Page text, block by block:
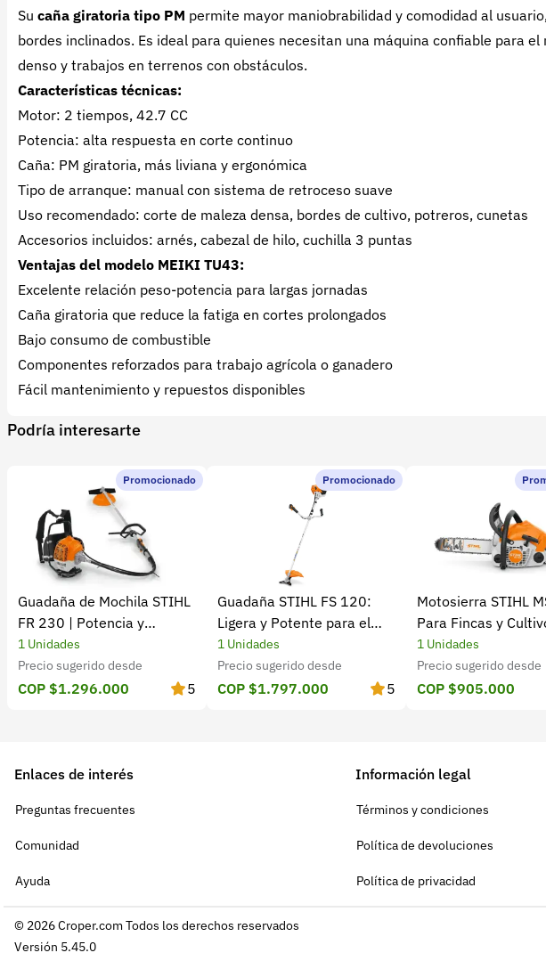
Su caña giratoria tipo PM permite mayor maniobrabilidad y comodidad al
bordes inclinados. Es ideal para quienes necesitan una máquina confiable para
denso y trabajos en terrenos con obstáculos.
Características técnicas:
Motor: 2 tiempos, 42.7 CC
Potencia: alta respuesta en corte continuo
Caña: PM giratoria, más liviana y ergonómica
Tipo de arranque: manual con sistema de retroceso suave
Uso recomendado: corte de maleza densa, bordes de cultivo, potreros, cunetas
Accesorios incluidos: arnés, cabezal de hilo, cuchilla 3 puntas
Ventajas del modelo MEIKI TU43:
Excelente relación peso-potencia para largas jornadas
Caña giratoria que reduce la fatiga en cortes prolongados
Bajo consumo de combustible
Componentes reforzados para trabajo agrícola o ganadero
Fácil mantenimiento y repuestos disponibles
Podría interesarte
Promocionado
Guadaña de Mochila STIHL
FR 230 | Potencia y
rendimiento
1 Unidades
Precio sugerido desde
COP $1.296.000 5
Promocionado
Guadaña STIHL FS 120:
Ligera y Potente para el
Campo
1 Unidades
Precio sugerido desde
COP $1.797.000 5
Motosierra STIHL
Para Fincas y
1 Unidades
Precio sugerido desde
COP $905.000
Enlaces de interés
Preguntas frecuentes
Comunidad
Ayuda
Información legal
Términos y condiciones
Política de devoluciones
Política de privacidad
© 2026 Croper.com Todos los derechos reservados
Versión 5.45.0